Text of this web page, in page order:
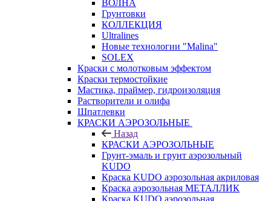
ВОЛНА
Грунтовки
КОЛЛЕКЦИЯ
Ultralines
Новые технологии "Malina"
SOLEX
Краски с молотковым эффектом
Краски термостойкие
Мастика, праймер, гидроизоляция
Растворители и олифа
Шпатлевки
КРАСКИ АЭРОЗОЛЬНЫЕ
Назад
КРАСКИ АЭРОЗОЛЬНЫЕ
Грунт-эмаль и грунт аэрозольный
KUDO
Краска KUDO аэрозольная акриловая
Краска аэрозольная МЕТАЛЛИК
Краска KUDO аэрозольная